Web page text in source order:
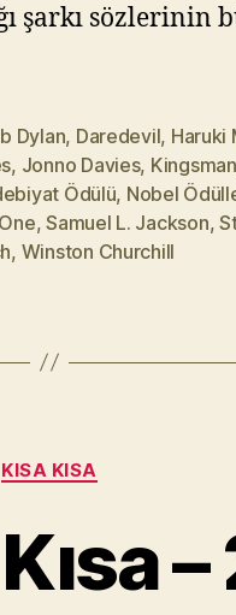
şarkı sözlerinin
Dylan, Daredevil, Haruki
, Jonno Davies, Kingsman
Ödülü, Nobel
,Samuel L. Jackson,
, Winston Churchill
Kategoriler
KISA KISA
–
M
u